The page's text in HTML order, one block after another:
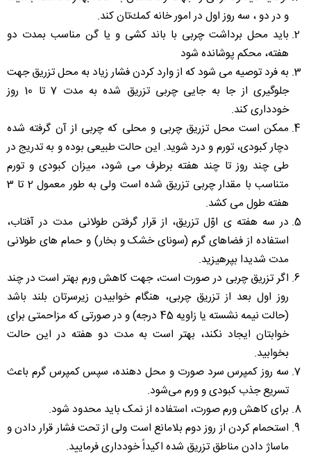
و در دو ، سه روز اول در امور خانه كمك‌تان كند.
بايد محل برداشت چربى با باند كشى و يا گن مناسب بمدت دو
هفته، محكم پوشانده شود
به فرد توصیه می شود که از وارد کردن فشار زیاد به محل تزریق جهت
جلوگیری از جا به جایی چربی تزریق شده به مدت 7 تا 10 روز
خودداری کند.
ممکن است محل تزریق چربی و محلی که چربی از آن گرفته شده
دچار کبودی، تورم و درد شوید. این حالت طبیعی بوده و به تدریج در
طی چند روز تا چند هفته برطرف می شود، میزان کبودی و تورم
متناسب با مقدار چربی تزریق شده است ولی به طور معمول 2 تا 3
هفته طول می کشد.
در سه هفته ی اوّل تزریق، از قرار گرفتن طولانی مدت در آفتاب،
استفاده از فضاهای گرم (سونای خشک و بخار) و حمام های طولانی
مدت شديدا بپرهیزید.
اگر تزريق چربى در صورت است، جهت کاهش ورم بهتر است در چند
روز اول بعد از تزریق چربی، هنگام خوابیدن زیرسرتان بلند باشد
(حالت نیمه نشسته یا زاویه 45 درجه) و در صورتی که مزاحمتی برای
خوابتان ایجاد نکند، بهتر است به مدت دو هفته در این حالت
بخوابید.
سه روز کمپرس سرد صورت و محل دهنده، سپس کمپرس گرم باعث
تسریع جذب کبودی و ورم می‌شود.
برای کاهش ورم صورت، استفاده از نمک باید محدود شود.
استحمام کردن از روز دوم بلامانع است ولی از تحت فشار قرار دادن و
ماساژ دادن مناطق تزریق شده اکیداً خودداری فرمایید.